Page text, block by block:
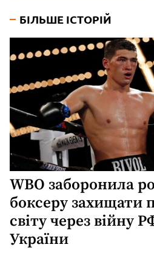
БІЛЬШЕ ІСТОРІЙ
WBO заборонила
боксеру захищати
світу через війну
України